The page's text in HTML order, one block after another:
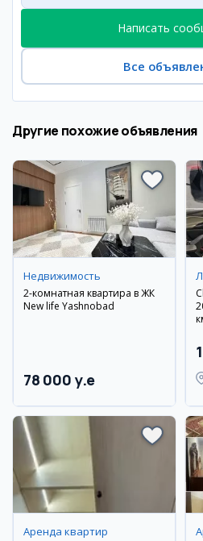
Написать
Все
Другие похожие объявления
Недвижимость
2-комнатная квартира в ЖК
New life Yashnobad
78 000 y.e
Аренда квартир